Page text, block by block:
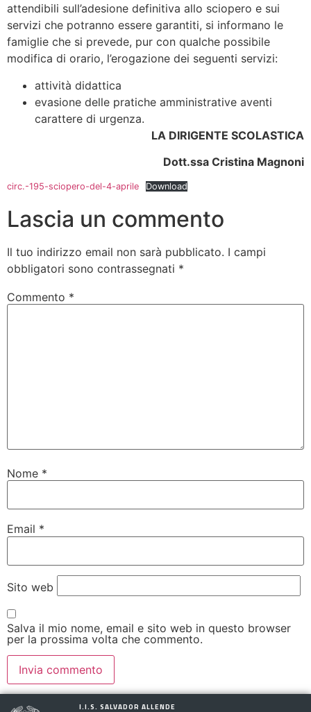
attendibili sull’adesione definitiva allo sciopero e sui
servizi che potranno essere garantiti, si informano le
famiglie che si prevede, pur con qualche possibile
modifica di orario, l’erogazione dei seguenti servizi:
attività didattica
evasione delle pratiche amministrative aventi
carattere di urgenza.
LA DIRIGENTE SCOLASTICA
Dott.ssa Cristina Magnoni
circ.-195-sciopero-del-4-aprile Download
Lascia un commento
Il tuo indirizzo email non sarà pubblicato. I campi
obbligatori sono contrassegnati *
Commento *
Nome *
Email *
Sito web
Salva il mio nome, email e sito web in questo browser
per la prossima volta che commento.
I.I.S. SALVADOR ALLENDE